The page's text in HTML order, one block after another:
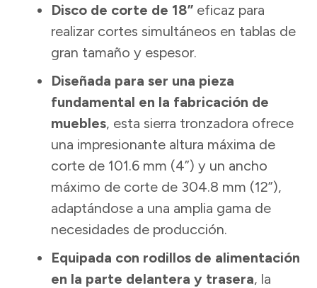
Disco de corte de 18” eficaz para
realizar cortes simultáneos en tablas de
gran tamaño y espesor.
Diseñada para ser una pieza
fundamental en la fabricación de
muebles, esta sierra tronzadora ofrece
una impresionante altura máxima de
corte de 101.6 mm (4”) y un ancho
máximo de corte de 304.8 mm (12”),
adaptándose a una amplia gama de
necesidades de producción.
Equipada con rodillos de alimentación
en la parte delantera y trasera, la